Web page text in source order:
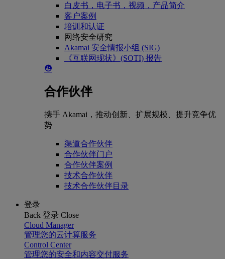
白皮书，电子书，视频，产品简介
客户案例
培训和认证
网络安全研究
Akamai 安全情报小组 (SIG)
《互联网现状》(SOTI) 报告
合作伙伴
携手 Akamai，推动创新、扩展规模、提升竞争优
势
渠道合作伙伴
合作伙伴门户
合作伙伴案例
技术合作伙伴
技术合作伙伴目录
登录
Back 登录 Close
Cloud Manager
管理您的云计算服务
Control Center
管理您的安全和内容交付服务